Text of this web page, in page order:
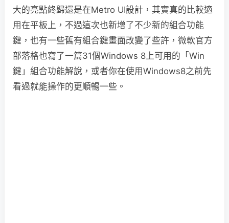
大的亮點終歸還是在Metro UI設計，其實真的比較適
用在平板上，不過這次也新增了不少新的組合功能
鍵，也有一些舊有組合鍵畫面改變了些許，微軟官方
部落格也寫了一篇31個Windows 8上可用的「Win
鍵」組合功能解說，或者你在使用Windows8之前先
看過就能操作的更順暢一些。